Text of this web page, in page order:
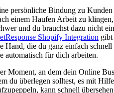
persönliche Bindung zu
einem Haufen Arbeit zu
und du brauchst dazu nicht
Shopify Integration gibt
Hand, die du ganz einfach
automatisch für dich arbeiten.
Moment, an dem dein Online
du überlegen solltest, es mit
kann schnell